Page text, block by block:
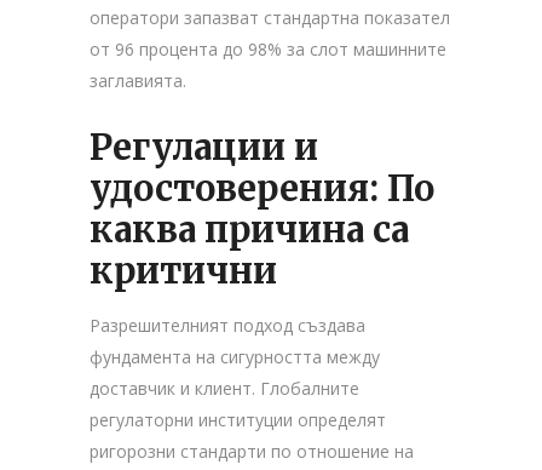
оператори запазват стандартна показател
от 96 процента до 98% за слот машинните
заглавията.
Регулации и
удостоверения: По
каква причина са
критични
Разрешителният подход създава
фундамента на сигурността между
доставчик и клиент. Глобалните
регулаторни институции определят
ригорозни стандарти по отношение на